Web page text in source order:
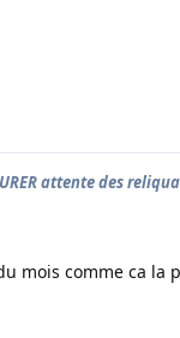
attente des
mois comme ca la